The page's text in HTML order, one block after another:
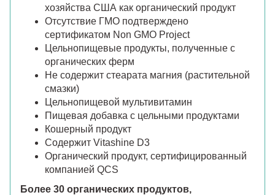
хозяйства США как органический продукт
Отсутствие ГМО подтверждено
сертификатом Non GMO Project
Цельнопищевые продукты, полученные с
органических ферм
Не содержит стеарата магния (растительной
смазки)
Цельнопищевой мультивитамин
Пищевая добавка с цельными продуктами
Кошерный продукт
Содержит Vitashine D3
Органический продукт, сертифицированный
компанией QCS
Более 30 органических продуктов,